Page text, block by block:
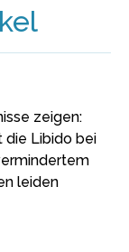
zeigen:
die Libido bei
leiden